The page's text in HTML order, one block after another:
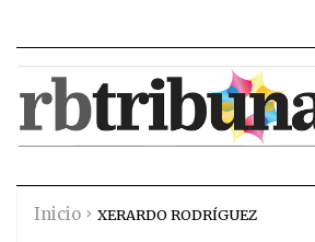
Inicio XERARDO RODRÍGUEZ